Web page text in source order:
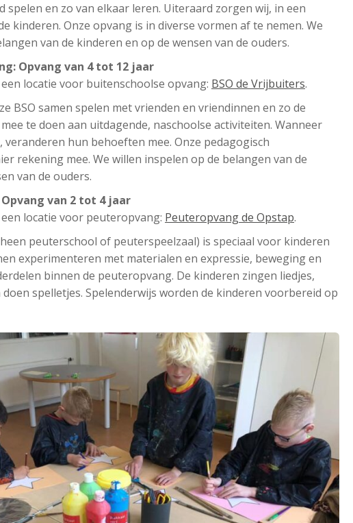
spelen en zo van elkaar leren. Uiteraard zorgen wij, in een
kinderen. Onze opvang is in diverse vormen af te nemen. We
van de kinderen en op de wensen van de ouders.
Opvang van 4 tot 12 jaar
locatie voor buitenschoolse opvang: BSO de Vrijbuiters.
BSO samen spelen met vrienden en vriendinnen en zo de
te doen aan uitdagende, naschoolse activiteiten. Wanneer
hun behoeften mee. Onze pedagogisch
rekening mee. We willen inspelen op de belangen van de
van de ouders.
Opvang van 2 tot 4 jaar
locatie voor peuteropvang: Peuteropvang de Opstap.
peuterschool of peuterspeelzaal) is speciaal voor kinderen
experimenteren met materialen en expressie, beweging en
binnen de peuteropvang. De kinderen zingen liedjes,
spelletjes. Spelenderwijs worden de kinderen voorbereid op